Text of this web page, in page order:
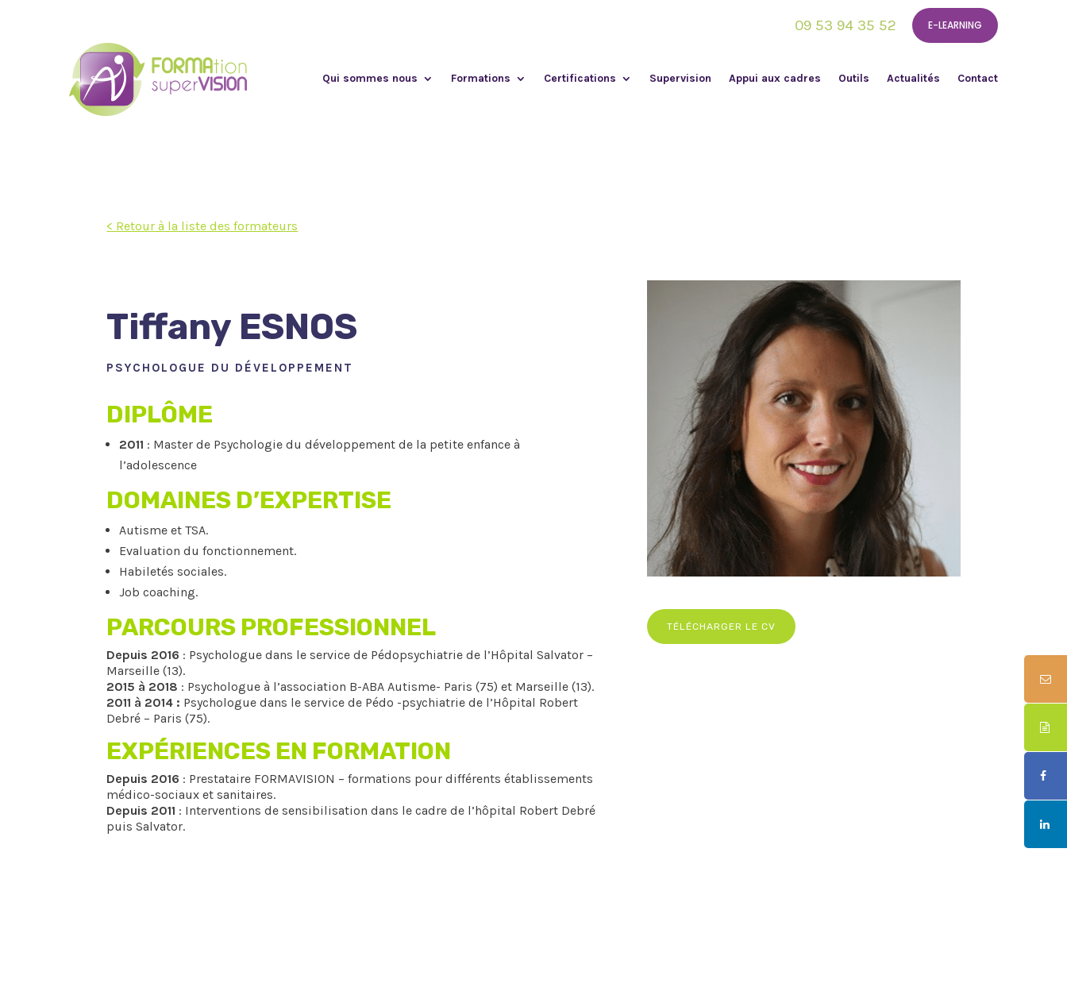
09 53 94 35 52 E-LEARNING
Qui sommes nous Formations Certifications Supervision Appui aux cadres Outils Actualités Contact
< Retour à la liste des formateurs
Tiffany ESNOS
PSYCHOLOGUE DU DÉVELOPPEMENT
DIPLÔME
2011 : Master de Psychologie du développement de la petite enfance à
l’adolescence
DOMAINES D’EXPERTISE
Autisme et TSA.
Evaluation du fonctionnement.
Habiletés sociales.
Job coaching.
PARCOURS PROFESSIONNEL
Depuis 2016 : Psychologue dans le service de Pédopsychiatrie de l’Hôpital Salvator –
Marseille (13).
2015 à 2018 : Psychologue à l’association B-ABA Autisme- Paris (75) et Marseille (13).
2011 à 2014 : Psychologue dans le service de Pédo -psychiatrie de l’Hôpital Robert
Debré – Paris (75).
EXPÉRIENCES EN FORMATION
Depuis 2016 : Prestataire FORMAVISION – formations pour différents établissements
médico-sociaux et sanitaires.
Depuis 2011 : Interventions de sensibilisation dans le cadre de l’hôpital Robert Debré
puis Salvator.
TÉLÉCHARGER LE CV